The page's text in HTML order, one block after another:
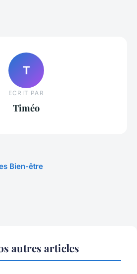
T
ECRIT PAR
Timéo
Bien-être
autres articles